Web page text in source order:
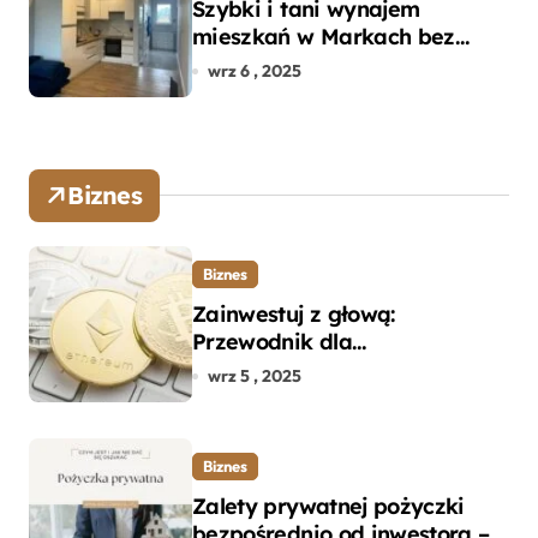
Szybki i tani wynajem
mieszkań w Markach bez
pośredników
wrz 6 , 2025
Biznes
Biznes
Zainwestuj z głową:
Przewodnik dla
początkujących w zakupie
wrz 5 , 2025
Biznes
Zalety prywatnej pożyczki